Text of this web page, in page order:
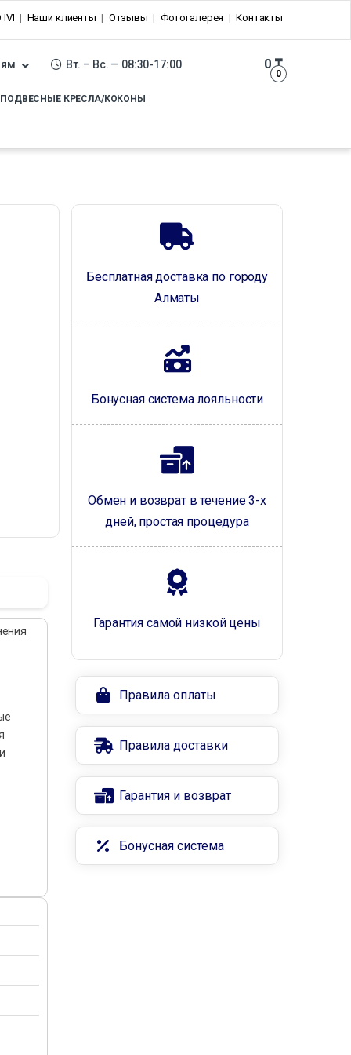
IVI Наши клиенты Отзывы Фотогалерея Контакты
Вт. – Вс. — 08:30-17:00
0
0₸
ПОДВЕСНЫЕ КРЕСЛА/КОКОНЫ
Бесплатная доставка по городу
Алматы
Бонусная система лояльности
Обмен и возврат в течение 3-х
дней, простая процедура
Гарантия самой низкой цены
Правила оплаты
Правила доставки
Гарантия и возврат
Бонусная система